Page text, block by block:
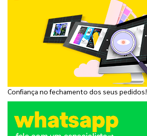
Confiança no fechamento dos seus pedidos!